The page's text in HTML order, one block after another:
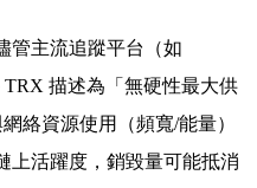
管主流追蹤平台（如
TRX 描述為「無硬性最大供
絡資源使用（頻寬/能量）
上活躍度，銷毀量可能抵消